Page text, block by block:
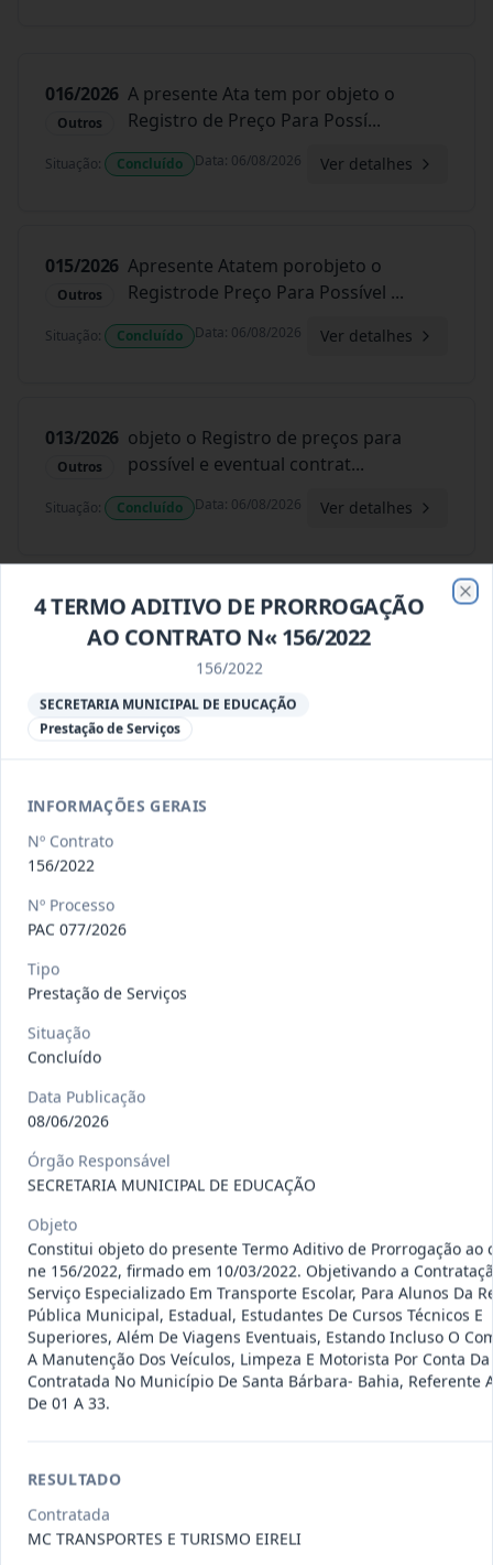
016/2026
Outros
A presente Ata tem por objeto o
Registro de Preço Para Possí...
Situação: Concluído Data: 06/08/2026 Ver detalhes
015/2026
Outros
Apresente Atatem porobjeto o
Registrode Preço Para Possível ...
Situação: Concluído Data: 06/08/2026 Ver detalhes
013/2026
Outros
objeto o Registro de preços para
possível e eventual contrat...
Situação: Concluído Data: 06/08/2026 Ver detalhes
011/2026
Outros
A presente Ata tem por objeto o
Registro de preços para poss
Data:06/08/2026
Outros
Registro de preços para poss
Situação:
Outros
Situação
009/2026
Outros
eventual contratação de e
Situação: Concluído Data: 06/08/2026
014/2026
-
A presente Ata tem por objeto o
Registro de preços para even...
Situação: Concluído Data:06/08/2026 Ver detalhes
de
Serviços
4 TERMO ADITIVO DE PRORROGAÇÃO
AO CONTRATO N« 156/2022
156/2022
SECRETARIA MUNICIPAL DE EDUCAÇÃO
Prestação de Serviços
INFORMAÇÕES GERAIS
Nº Contrato
156/2022
Nº Processo
PAC 077/2026
Tipo
Prestação de Serviços
Situação
Concluído
Data Publicação
08/06/2026
Órgão Responsável
SECRETARIA MUNICIPAL DE EDUCAÇÃO
Objeto
Constitui objeto do presente Termo Aditivo de Prorrogação ao
ne 156/2022, firmado em 10/03/2022. Objetivando a
Serviço Especializado Em Transporte Escolar, Para Alunos Da
Pública Municipal, Estadual, Estudantes De Cursos Técnicos E
Superiores, Além De Viagens Eventuais, Estando Incluso O
A Manutenção Dos Veículos, Limpeza E Motorista Por Conta Da
Contratada No Município De Santa Bárbara- Bahia, Referente
De 01 A 33.
RESULTADO
Contratada
MC TRANSPORTES E TURISMO EIRELI